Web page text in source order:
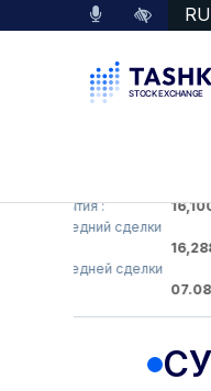
RU
:
16,100
последний сделки
16,288( —
последней сделки